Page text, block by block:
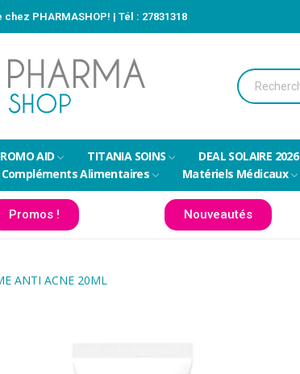
chez PHARMASHOP! | Tél : 27831318
AID TITANIA SOINS DEAL SOLAIRE 2026
Compléments Alimentaires Matériels Médicaux
Promos ! Nouveautés
ANTI ACNE 20ML